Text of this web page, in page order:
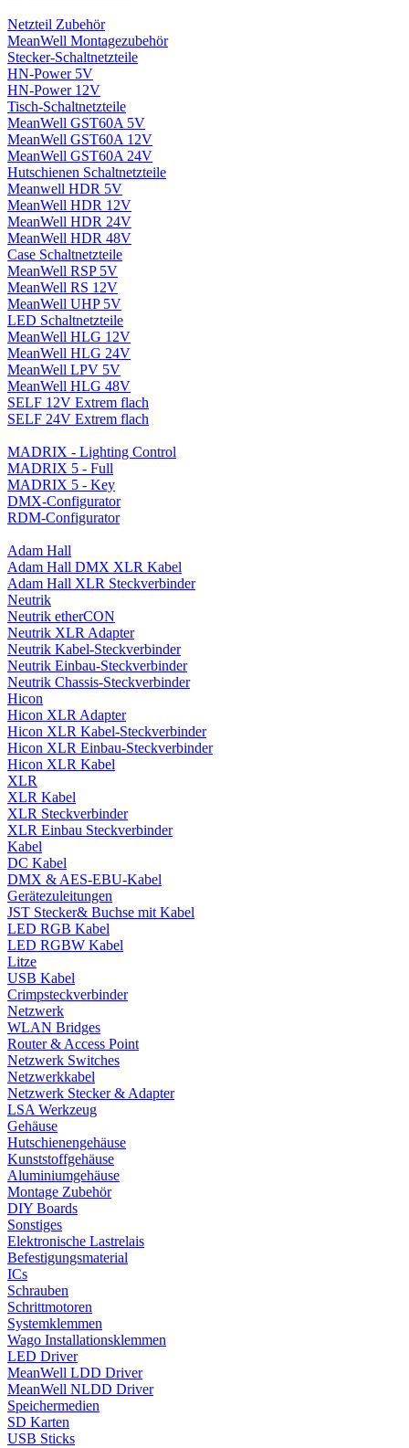
Netzteil Zubehör
MeanWell Montagezubehör
Stecker-Schaltnetzteile
HN-Power 5V
HN-Power 12V
Tisch-Schaltnetzteile
MeanWell GST60A 5V
MeanWell GST60A 12V
MeanWell GST60A 24V
Hutschienen Schaltnetzteile
Meanwell HDR 5V
MeanWell HDR 12V
MeanWell HDR 24V
MeanWell HDR 48V
Case Schaltnetzteile
MeanWell RSP 5V
MeanWell RS 12V
MeanWell UHP 5V
LED Schaltnetzteile
MeanWell HLG 12V
MeanWell HLG 24V
MeanWell LPV 5V
MeanWell HLG 48V
SELF 12V Extrem flach
SELF 24V Extrem flach
MADRIX - Lighting Control
MADRIX 5 - Full
MADRIX 5 - Key
DMX-Configurator
RDM-Configurator
Adam Hall
Adam Hall DMX XLR Kabel
Adam Hall XLR Steckverbinder
Neutrik
Neutrik etherCON
Neutrik XLR Adapter
Neutrik Kabel-Steckverbinder
Neutrik Einbau-Steckverbinder
Neutrik Chassis-Steckverbinder
Hicon
Hicon XLR Adapter
Hicon XLR Kabel-Steckverbinder
Hicon XLR Einbau-Steckverbinder
Hicon XLR Kabel
XLR
XLR Kabel
XLR Steckverbinder
XLR Einbau Steckverbinder
Kabel
DC Kabel
DMX & AES-EBU-Kabel
Gerätezuleitungen
JST Stecker& Buchse mit Kabel
LED RGB Kabel
LED RGBW Kabel
Litze
USB Kabel
Crimpsteckverbinder
Netzwerk
WLAN Bridges
Router & Access Point
Netzwerk Switches
Netzwerkkabel
Netzwerk Stecker & Adapter
LSA Werkzeug
Gehäuse
Hutschienengehäuse
Kunststoffgehäuse
Aluminiumgehäuse
Montage Zubehör
DIY Boards
Sonstiges
Elektronische Lastrelais
Befestigungsmaterial
ICs
Schrauben
Schrittmotoren
Systemklemmen
Wago Installationsklemmen
LED Driver
MeanWell LDD Driver
MeanWell NLDD Driver
Speichermedien
SD Karten
USB Sticks